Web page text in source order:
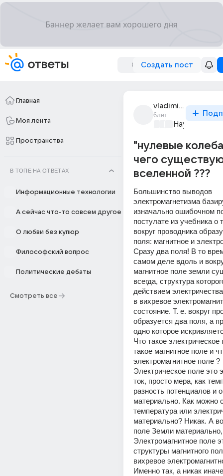
Создать пост
Главная
Моя лента
Пространства
В ТОПЕ НА ОТВЕТАХ
Информационные технологии
А сейчас что-то совсем другое
О любви без купюр
Философский вопрос
Политические дебаты
Смотреть все
vladimir_stogov_3
6лет
Наука
"нулевые
чего
вселенной ???
Большинство выводов
электромагнетизма
изначально ошибочном
постулате из учебника о
вокруг проводника
поля: магнитное и
Сразу два поля! В то
самом деле вдоль и
магнитное поле земли
всегда, структура
действием
в вихревое
состояние. Т. е. вокруг
образуется два поля, а
одно которое
Что такое электрическое
такое магнитное поле и
электромагнитное поле ?
Электрическое поле это
ток, просто мера, как
разность потенциалов и
материально. Как можно
температура или
материально? Никак. А
поле Земли
Электромагнитное поле
структуры магнитного
вихревое
Именно так, а никак